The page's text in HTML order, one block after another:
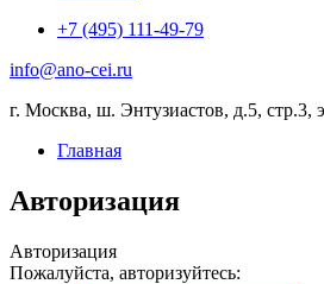
+7 (495) 111-49-79
info@ano-cei.ru
г. Москва, ш. Энтузиастов, д.5, стр.3,
Главная
Авторизация
Авторизация
Пожалуйста, авторизуйтесь: